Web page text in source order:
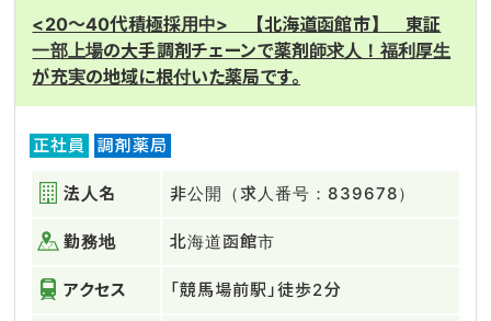
<20～40代積極採用中> 【北海道函館市】 東証
一部上場の大手調剤チェーンで薬剤師求人！福利厚生
が充実の地域に根付いた薬局です。
正社員 調剤薬局
法人名 非公開（求人番号：839678）
勤務地 北海道函館市
アクセス 「競馬場前駅」徒歩2分